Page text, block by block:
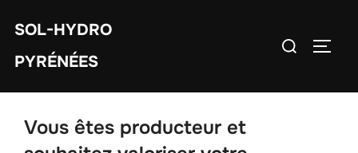
SOL-HYDRO
PYRÉNÉES
Rechercher :
Vous êtes producteur et